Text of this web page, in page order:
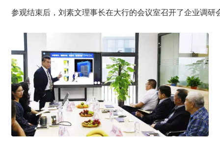
参观结束后，刘素文理事长在大行的会议室召开了企业调